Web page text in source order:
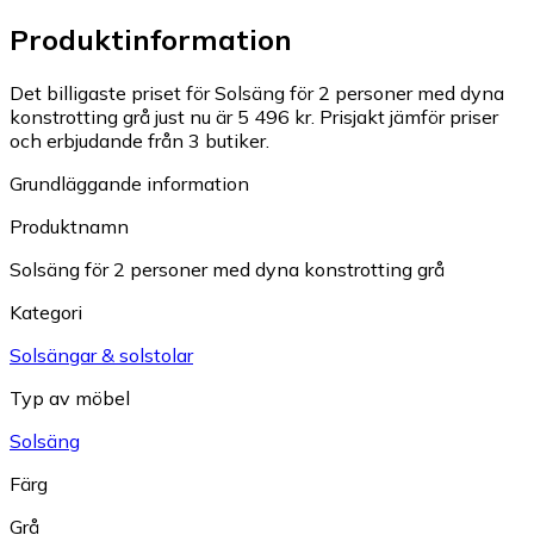
Produktinformation
Det billigaste priset för Solsäng för 2 personer med dyna
konstrotting grå just nu är 5 496 kr. Prisjakt jämför priser
och erbjudande från 3 butiker.
Grundläggande information
Produktnamn
Solsäng för 2 personer med dyna konstrotting grå
Kategori
Solsängar & solstolar
Typ av möbel
Solsäng
Färg
Grå